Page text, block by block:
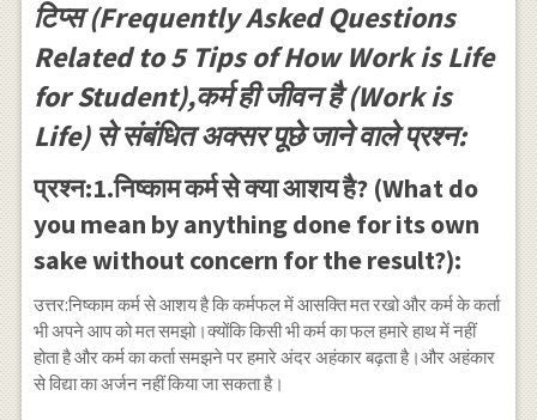
टिप्स (Frequently Asked Questions
Related to 5 Tips of How Work is Life
for Student),कर्म ही जीवन है (Work is
Life) से संबंधित अक्सर पूछे जाने वाले प्रश्न:
प्रश्न:1.निष्काम कर्म से क्या आशय है? (What do
you mean by anything done for its own
sake without concern for the result?):
उत्तर:निष्काम कर्म से आशय है कि कर्मफल में आसक्ति मत रखो और कर्म के कर्ता
भी अपने आप को मत समझो।क्योंकि किसी भी कर्म का फल हमारे हाथ में नहीं
होता है और कर्म का कर्ता समझने पर हमारे अंदर अहंकार बढ़ता है।और अहंकार
से विद्या का अर्जन नहीं किया जा सकता है।